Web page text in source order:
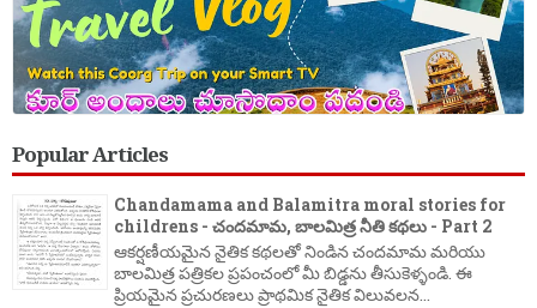
Popular Articles
Chandamama and Balamitra moral stories for
childrens - చందమామ, బాలమిత్ర నీతి కథలు - Part 2
ఆకర్షణీయమైన నైతిక కథలతో నిండిన చందమామ మరియు
బాలమిత్ర పత్రికల ప్రపంచంలో మీ బిడ్డను తీసుకెళ్ళండి. ఈ
ప్రియమైన ప్రచురణలు ప్రాథమిక నైతిక విలువలన...